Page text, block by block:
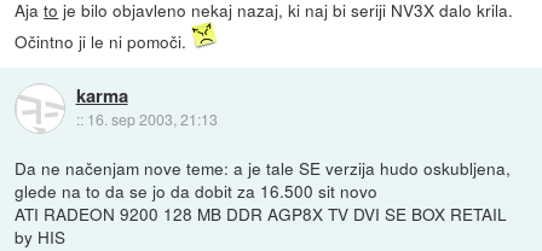
Ajato je bilo objavleno nekaj nazaj, ki naj bi seriji NV3X dalo krila.
Očintno ji le ni pomoči.
karma
:: 16. sep 2003, 21:13
Da ne načenjam nove teme: a je tale SE verzija hudo oskubljena,
glede na to da se jo da dobit za 16.500 sit novo
ATI RADEON 9200 128 MB DDR AGP8X TV DVI SE BOX RETAIL
by HIS